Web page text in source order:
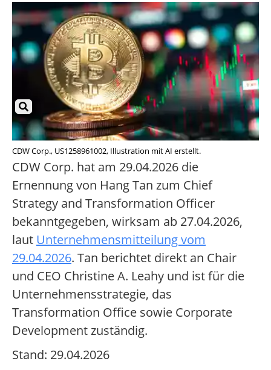
CDW Corp., US1258961002, Illustration mit AI erstellt.
CDW Corp. hat am 29.04.2026 die
Ernennung von Hang Tan zum Chief
Strategy and Transformation Officer
bekanntgegeben, wirksam ab 27.04.2026,
laut Unternehmensmitteilung vom
29.04.2026. Tan berichtet direkt an Chair
und CEO Christine A. Leahy und ist für die
Unternehmensstrategie, das
Transformation Office sowie Corporate
Development zuständig.
Stand: 29.04.2026